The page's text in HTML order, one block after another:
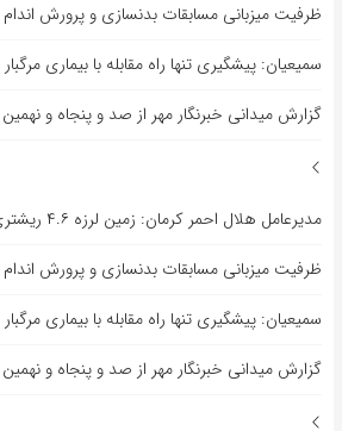
ظرفیت میزبانی مسابقات بدنسازی و پرورش
سمیعیان: پیشگیری تنها راه مقابله با بیماری
گزارش میدانی خبرنگار مهر از صد و پنجاه و
مدیرعامل هلال احمر کرمان: زمین لرزه ۴.۶ ریشتری گلباف خسارتی نداشت
ظرفیت میزبانی مسابقات بدنسازی و پرورش
سمیعیان: پیشگیری تنها راه مقابله با بیماری
گزارش میدانی خبرنگار مهر از صد و پنجاه و